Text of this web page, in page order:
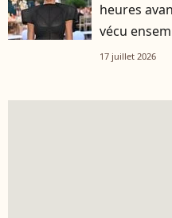
heures
vécu
17 juillet 2026